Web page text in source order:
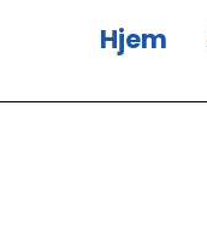
Hjem